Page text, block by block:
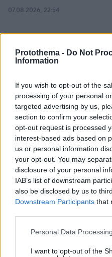
Protothema - Do Not
Information
If you wish to opt-out of the
processing of your personal
targeted advertising by us,
section to confirm your
opt-out request is processed
interest-based ads based on
us or personal information
your opt-out. You may
disclosure of your personal
IAB’s list of downstream
also be disclosed by us to
Downstream Participants that
Please note that this website/
not limited to your visit or
Personal Data
I want to opt-out of the
07.08.2026, 22:54
Άλλος για data center;
€50 δισ. την ερχόμενη
Εντυπωσιάζει με την
σύζυγος του Τζέντι Όσμαν
διακοπές τους στην Τουρκία,
07.08.2026, 23:43
«Πόλεμος» Σάντσεθ -
της Θέουτα: Η Ισπανία
αυτή ελέγχους στα σύνορα σε